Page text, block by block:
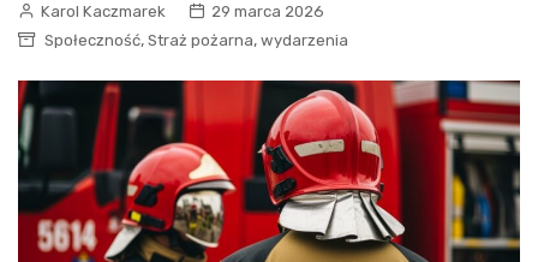
Karol Kaczmarek
29 marca 2026
Społeczność, Straż pożarna, wydarzenia